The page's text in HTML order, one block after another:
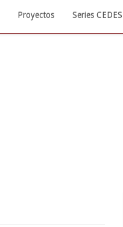
Proyectos Series CEDES